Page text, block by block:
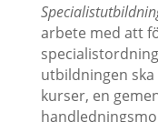
arbete med att
utbildningen
kurser, en